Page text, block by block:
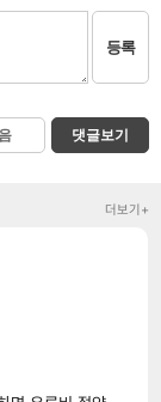
등록
댓글보기
더보기+